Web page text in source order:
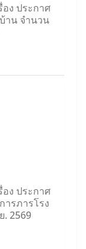
ง ประกาศ
าน จำนวน
ง ประกาศ
รภารโรง
. 2569